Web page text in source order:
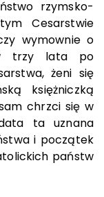
rzymsko-
Cesarstwie
wymownie o
w trzy lata po
żeni się
księżniczką
chrzci się w
ta uznana
i początek
państw